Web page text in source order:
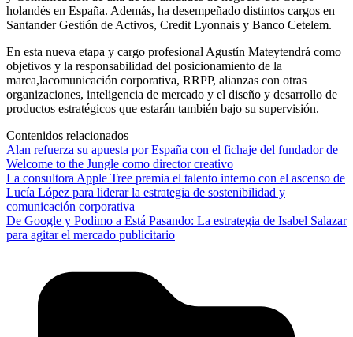
holandés en España. Además, ha desempeñado distintos cargos en
Santander Gestión de Activos, Credit Lyonnais y Banco Cetelem.
En esta nueva etapa y cargo profesional Agustín Mateytendrá como
objetivos y la responsabilidad del posicionamiento de la
marca,lacomunicación corporativa, RRPP, alianzas con otras
organizaciones, inteligencia de mercado y el diseño y desarrollo de
productos estratégicos que estarán también bajo su supervisión.
Contenidos relacionados
Alan refuerza su apuesta por España con el fichaje del fundador de
Welcome to the Jungle como director creativo
La consultora Apple Tree premia el talento interno con el ascenso de
Lucía López para liderar la estrategia de sostenibilidad y
comunicación corporativa
De Google y Podimo a Está Pasando: La estrategia de Isabel Salazar
para agitar el mercado publicitario